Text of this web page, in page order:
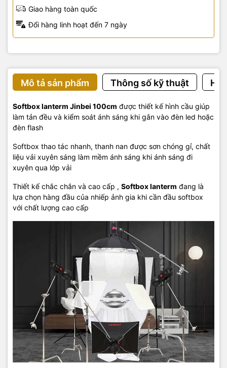
Giao hàng toàn quốc
Đổi hàng linh hoạt đến 7 ngày
Mô tả sản phẩm Thông số kỹ thuật
Softbox lanterm Jinbei 100cm được thiết kế hình cầu giúp
làm tản đều và kiểm soát ánh sáng khi gắn vào đèn led hoặc
đèn flash
Softbox thao tác nhanh, thanh nan được sơn chóng gỉ, chất
liệu vải xuyên sáng làm mềm ánh sáng khi ánh sáng đi
xuyên qua lớp vải
Thiết kế chắc chắn và cao cấp , Softbox lanterm đang là
lựa chọn hàng đầu của nhiếp ảnh gia khi cần đầu softbox
với chất lượng cao cấp